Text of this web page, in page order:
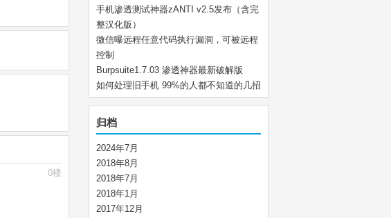
0楼
手机渗透测试神器zANTI v2.5发布（含完
整汉化版）
微信曝远程任意代码执行漏洞，可被远程
控制
Burpsuite1.7.03 渗透神器最新破解版
如何处理旧手机 99%的人都不知道的几招
归档
2024年7月
2018年8月
2018年7月
2018年1月
2017年12月